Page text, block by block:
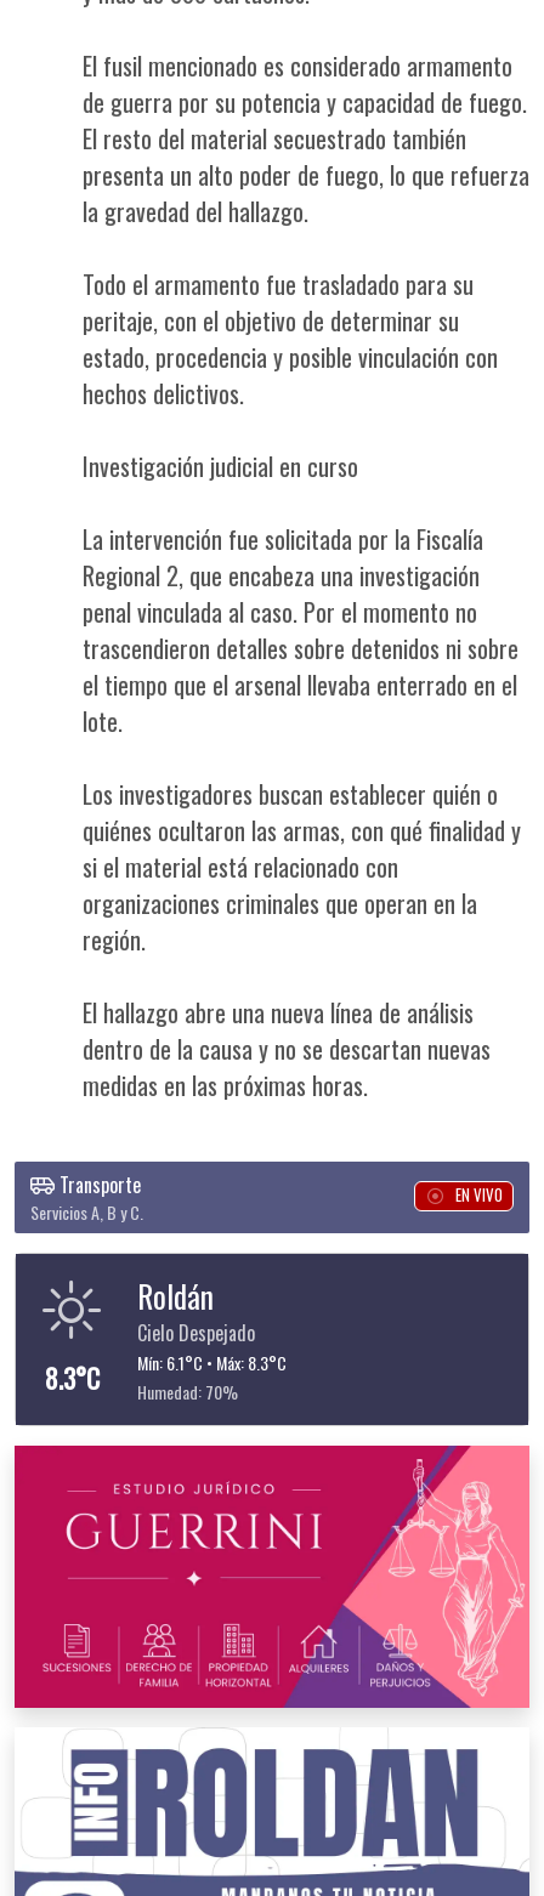
El fusil mencionado es considerado armamento
de guerra por su potencia y capacidad de fuego.
El resto del material secuestrado también
presenta un alto poder de fuego, lo que refuerza
la gravedad del hallazgo.
Todo el armamento fue trasladado para su
peritaje, con el objetivo de determinar su
estado, procedencia y posible vinculación con
hechos delictivos.
Investigación judicial en curso
La intervención fue solicitada por la Fiscalía
Regional 2, que encabeza una investigación
penal vinculada al caso. Por el momento no
trascendieron detalles sobre detenidos ni sobre
el tiempo que el arsenal llevaba enterrado en el
lote.
Los investigadores buscan establecer quién o
quiénes ocultaron las armas, con qué finalidad y
si el material está relacionado con
organizaciones criminales que operan en la
región.
El hallazgo abre una nueva línea de análisis
dentro de la causa y no se descartan nuevas
medidas en las próximas horas.
Transporte
Servicios A, B y C.
EN VIVO
8.3°C
Roldán
Cielo Despejado
Mín: 6.1°C • Máx: 8.3°C
Humedad: 70%